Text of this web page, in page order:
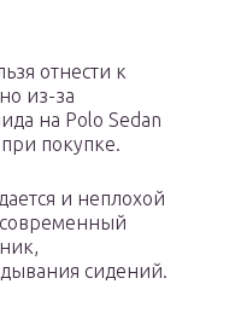
отнести к
из-за
на Polo Sedan
покупке.
и неплохой
сидений.